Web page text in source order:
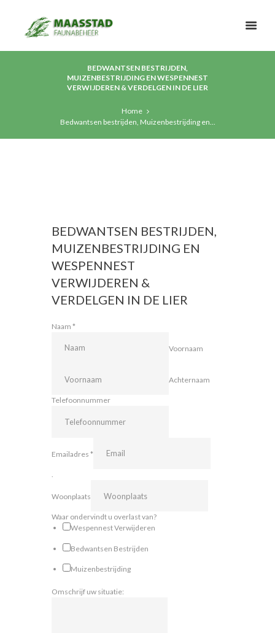
BEDWANTSEN BESTRIJDEN,
MUIZENBESTRIJDING EN WESPENNEST
VERWIJDEREN & VERDELGEN IN DE LIER
Home
Bedwantsen bestrijden, Muizenbestrijding en...
BEDWANTSEN BESTRIJDEN,
MUIZENBESTRIJDING EN
WESPENNEST
VERWIJDEREN &
VERDELGEN IN DE LIER
Naam *
Voornaam
Achternaam
Telefoonnummer
Emailadres *
.
Woonplaats
Waar ondervindt u overlast van?
Wespennest Verwijderen
Bedwantsen Bestrijden
Muizenbestrijding
Omschrijf uw situatie: